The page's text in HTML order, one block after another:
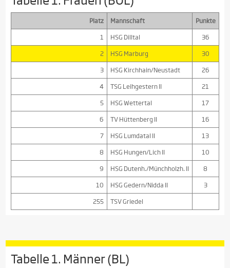
Platz Mannschaft
Punkte
1
HSG Dilltal
36
2
HSG Marburg
30
3
HSG Kirchhain/Neustadt
26
4
TSG Leihgestern II
21
5
HSG Wettertal
17
6
TV Hüttenberg II
16
7
HSG Lumdatal II
13
8
HSG Hungen/Lich II
10
9
HSG Dutenh./Münchholzh. II
8
10
HSG Gedern/Nidda II
3
255
TSV Griedel
Tabelle 1. Männer (BL)